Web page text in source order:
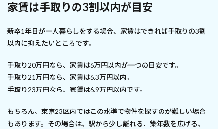
家賃は手取りの3割以内が目安
新卒1年目が一人暮らしをする場合、家賃はできれば手取りの3割
以内に抑えたいところです。
手取り20万円なら、家賃は6万円以内が一つの目安です。
手取り21万円なら、家賃は6.3万円以内。
手取り23万円なら、家賃は6.9万円以内です。
もちろん、東京23区内ではこの水準で物件を探すのが難しい場合
もあります。その場合は、駅から少し離れる、築年数を広げる、